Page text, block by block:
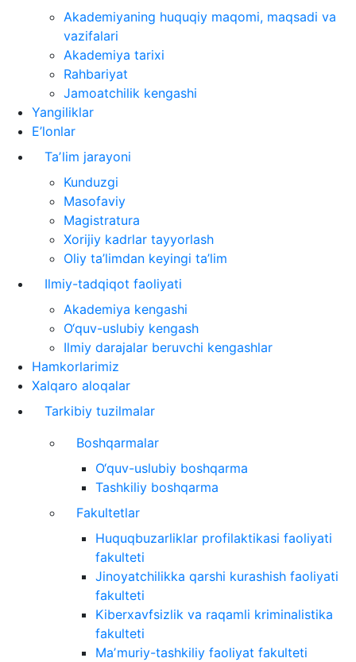
Akademiyaning huquqiy maqomi, maqsadi va
vazifalari
Akademiya tarixi
Rahbariyat
Jamoatchilik kengashi
Yangiliklar
E’lonlar
Taʼlim jarayoni
Kunduzgi
Masofaviy
Magistratura
Xorijiy kadrlar tayyorlash
Oliy ta’limdan keyingi ta’lim
Ilmiy-tadqiqot faoliyati
Akademiya kengashi
O‘quv-uslubiy kengash
Ilmiy darajalar beruvchi kengashlar
Hamkorlarimiz
Xalqaro aloqalar
Tarkibiy tuzilmalar
Boshqarmalar
O‘quv-uslubiy boshqarma
Tashkiliy boshqarma
Fakultetlar
Huquqbuzarliklar profilaktikasi faoliyati
fakulteti
Jinoyatchilikka qarshi kurashish faoliyati
fakulteti
Kiberxavfsizlik va raqamli kriminalistika
fakulteti
Maʼmuriy-tashkiliy faoliyat fakulteti